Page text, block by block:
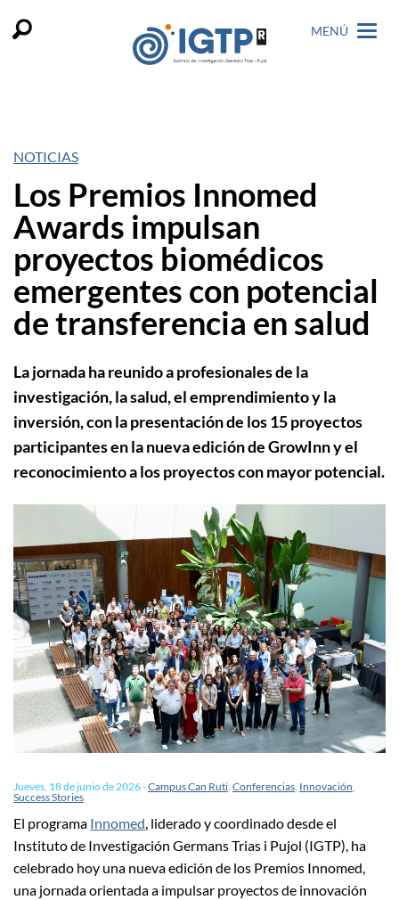
MENÚ
NOTICIAS
Los Premios Innomed
Awards impulsan
proyectos biomédicos
emergentes con potencial
de transferencia en salud
La jornada ha reunido a profesionales de la
investigación, la salud, el emprendimiento y la
inversión, con la presentación de los 15 proyectos
participantes en la nueva edición de GrowInn y el
reconocimiento a los proyectos con mayor potencial.
Jueves, 18 de junio de 2026-Campus Can Ruti Conferencias Innovación
Success Stories
El programa Innomed , liderado y coordinado desde el
Instituto de Investigación Germans Trias i Pujol (IGTP), ha
celebrado hoy una nueva edición de los Premios Innomed,
una jornada orientada a impulsar proyectos de innovación